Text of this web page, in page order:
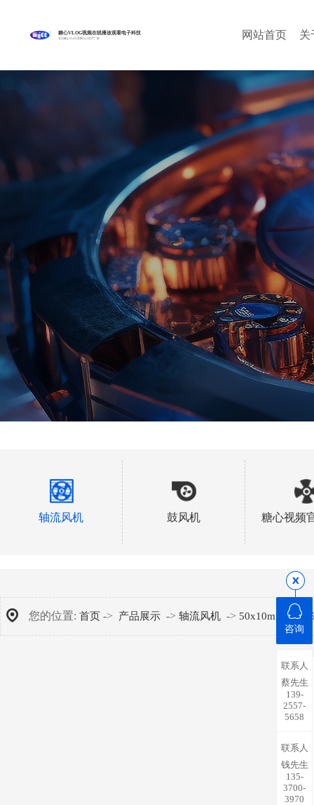
糖心VLOG视频在线播放观看电子科技
专注糖心VLOG官网入口生产厂家 网站首页 关
轴流风机 鼓风机 糖心视频
您的位置: 首页 -> 产品展示 -> 轴流风机 -> 50x10mm ->
咨询
联系人
蔡先生
139-
2557-
5658
联系人
钱先生
135-
3700-
3970